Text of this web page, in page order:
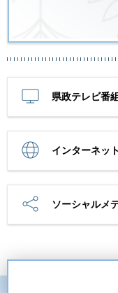
県政テレビ番組
インターネッ
ソーシャルメ